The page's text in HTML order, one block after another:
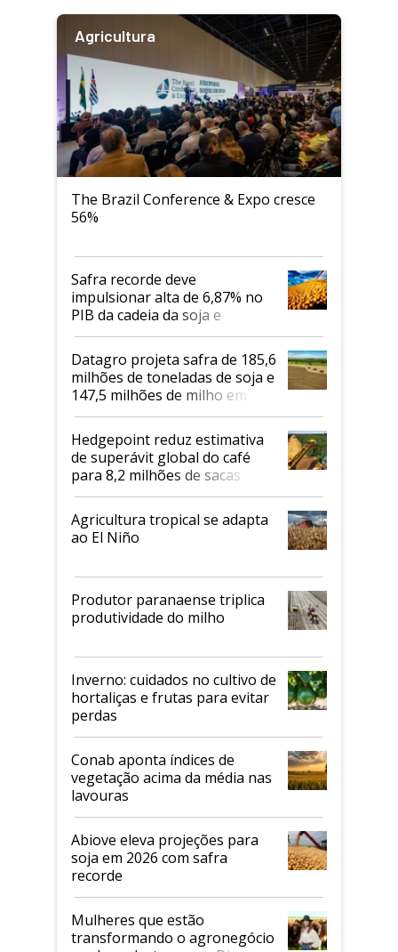
Agricultura
The Brazil Conference & Expo cresce
56%
Safra recorde deve
impulsionar alta de 6,87% no
PIB da cadeia da soja e
biodiesel em 2026
Datagro projeta safra de 185,6
milhões de toneladas de soja e
147,5 milhões de milho em
2026/27
Hedgepoint reduz estimativa
de superávit global do café
para 8,2 milhões de sacas
Agricultura tropical se adapta
ao El Niño
Produtor paranaense triplica
produtividade do milho
Inverno: cuidados no cultivo de
hortaliças e frutas para evitar
perdas
Conab aponta índices de
vegetação acima da média nas
lavouras
Abiove eleva projeções para
soja em 2026 com safra
recorde
Mulheres que estão
transformando o agronegócio